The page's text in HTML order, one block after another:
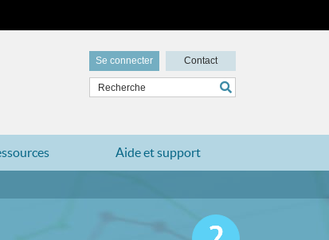
Se connecter Contact
Aide et support